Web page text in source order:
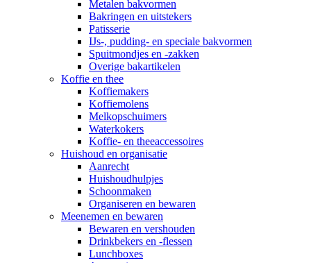
Metalen bakvormen
Bakringen en uitstekers
Patisserie
IJs-, pudding- en speciale bakvormen
Spuitmondjes en -zakken
Overige bakartikelen
Koffie en thee
Koffiemakers
Koffiemolens
Melkopschuimers
Waterkokers
Koffie- en theeaccessoires
Huishoud en organisatie
Aanrecht
Huishoudhulpjes
Schoonmaken
Organiseren en bewaren
Meenemen en bewaren
Bewaren en vershouden
Drinkbekers en -flessen
Lunchboxes